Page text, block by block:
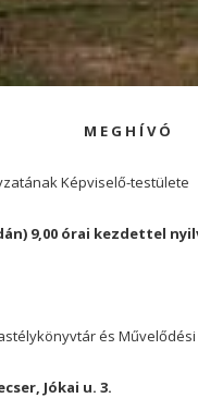
E G H ÍV Ó
Képviselő-testülete
9,00 órai kezdettel
és
Jókai u. 3.